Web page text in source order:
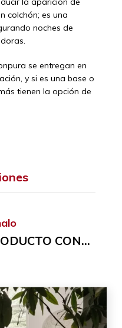
colchón; es una
noches de
se entregan en
y si es una base o
tienen la opción de
CON...